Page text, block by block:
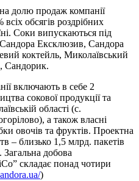
долю продаж компанії
обсягів роздрібних
Соки випускаються під
Ексклюзив, Сандора
коктейль, Миколаївський
Сандорик.
включають в себе 2
сокової продукції та
області (с.
а також власні
овочів та фруктів. Проектна
– близько 1,5 млрд. пакетів
Загальна добова
складає понад чотири
)